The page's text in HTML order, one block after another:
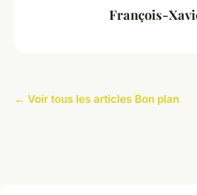
François-
← Voir tous les articles Bon plan